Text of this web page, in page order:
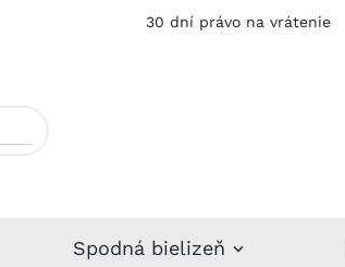
30 dní právo na vrátenie
Spodná bielizeň